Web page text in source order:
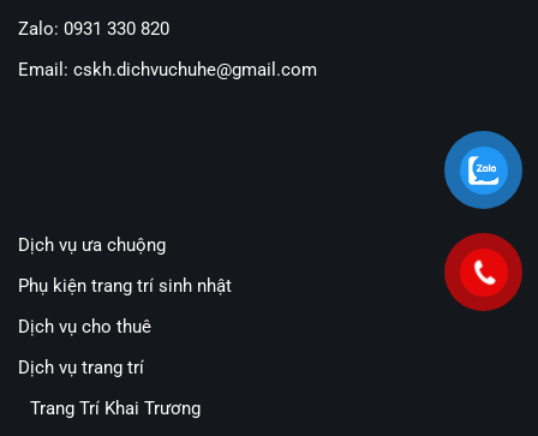
Zalo: 0931 330 820
Email: cskh.dichvuchuhe@gmail.com
Dịch vụ ưa chuộng
Phụ kiện trang trí sinh nhật
Dịch vụ cho thuê
Dịch vụ trang trí
Trang Trí Khai Trương